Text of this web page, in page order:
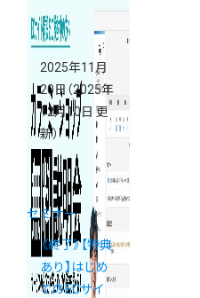
2025年11月
20日 （2025年
12月10日 更
新）
セミナー
《終了》【特典
あり】はじめ
てのECサイ